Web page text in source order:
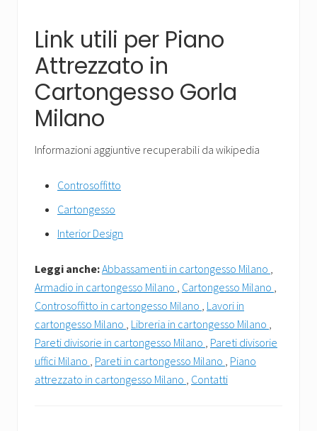
Link utili per Piano
Attrezzato in
Cartongesso Gorla
Milano
Informazioni aggiuntive recuperabili da wikipedia
Controsoffitto
Cartongesso
Interior Design
Leggi anche:Abbassamenti in cartongesso Milano ,
Armadio in cartongesso Milano , Cartongesso Milano ,
Controsoffitto in cartongesso Milano , Lavori in
cartongesso Milano , Libreria in cartongesso Milano ,
Pareti divisorie in cartongesso Milano , Pareti divisorie
uffici Milano , Pareti in cartongesso Milano , Piano
attrezzato in cartongesso Milano , Contatti